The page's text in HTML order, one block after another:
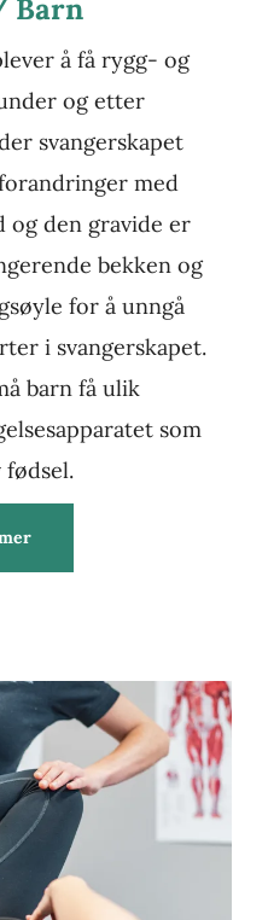
Barn
å få rygg- og
og etter
svangerskapet
med
den gravide er
bekken og
for å unngå
i svangerskapet.
barn få ulik
som
fødsel.